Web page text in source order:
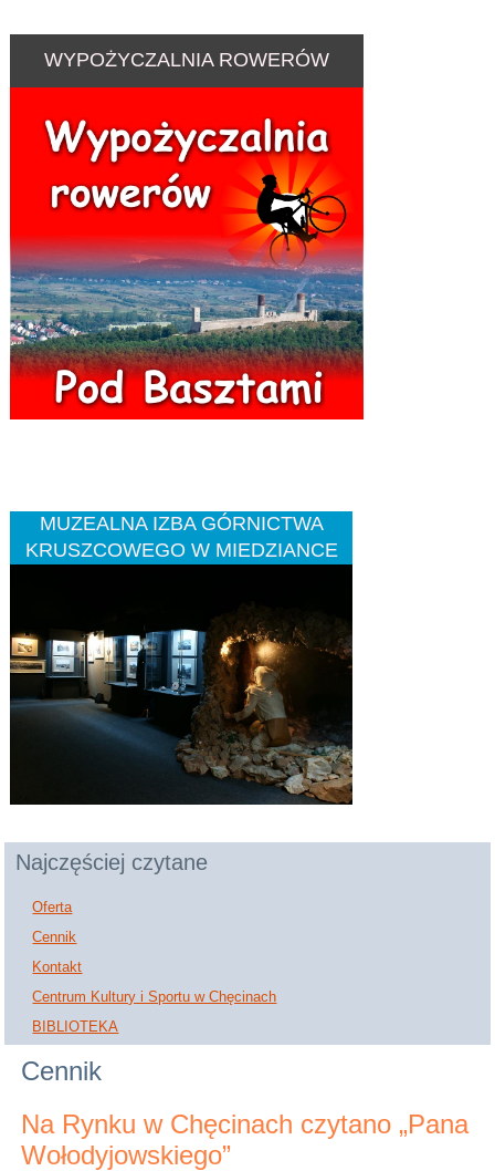
WYPOŻYCZALNIA ROWERÓW
MUZEALNA IZBA GÓRNICTWA
KRUSZCOWEGO W MIEDZIANCE
Najczęściej czytane
Oferta
Cennik
Kontakt
Centrum Kultury i Sportu w Chęcinach
BIBLIOTEKA
Cennik
Na Rynku w Chęcinach czytano „Pana
Wołodyjowskiego”